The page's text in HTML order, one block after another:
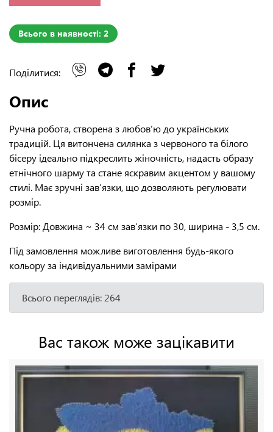
Всього в наявності: 2
Поділитися:
Опис
Ручна робота, створена з любов’ю до українських
традицій. Ця витончена силянка з червоного та білого
бісеру ідеально підкреслить жіночність, надасть образу
етнічного шарму та стане яскравим акцентом у вашому
стилі. Має зручні зав’язки, що дозволяють регулювати
розмір.
Розмір: Довжина ~ 34 см зав′язки по 30, ширина - 3,5 см.
Під замовлення можливе виготовлення будь-якого
кольору за індивідуальними замірами
Всього переглядів: 264
Вас також може зацікавити